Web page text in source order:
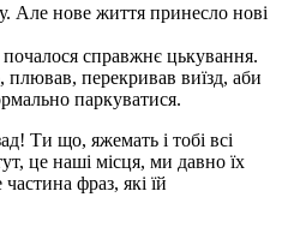
Але нове життя принесло нові
почалося справжнє цькування.
плював, перекривав виїзд, аби
паркуватися.
Ти що, яжемать і тобі всі
це наші місця, ми давно їх
фраз, які їй